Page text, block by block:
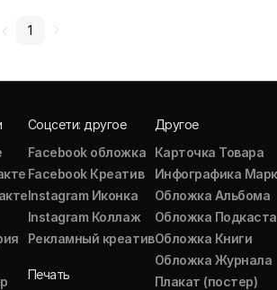
1
Соцсети: другое
Facebook обложка
Facebook Креатив
Instagram Иконка
Instagram Коллаж
Рекламный креатив
Печать
Другое
Карточка Товара
Инфографика
Обложка Альбома
Обложка Подкаста
Обложка Книги
Обложка Журнала
Плакат (постер)